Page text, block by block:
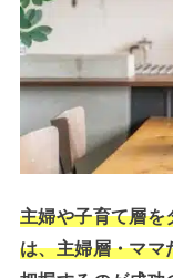
主婦や子育て層を
は、主婦層・ママ